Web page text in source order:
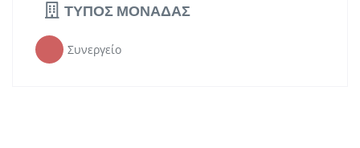
ΤΥΠΟΣ ΜΟΝΑΔΑΣ
Συνεργείο